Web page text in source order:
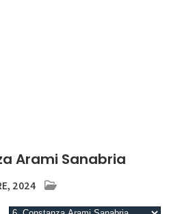
Arami Sanabria
2024